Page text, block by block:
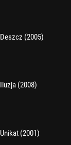
Deszcz (2005)
Iluzja (2008)
Unikat (2001)